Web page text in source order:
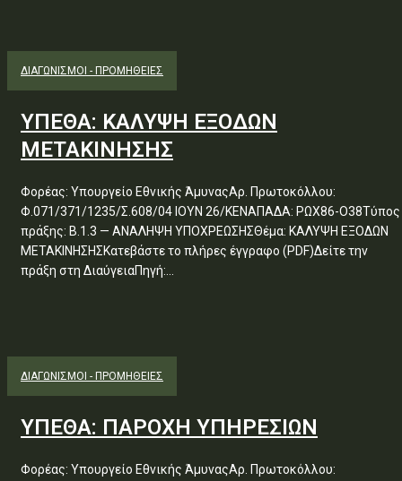
ΔΙΑΓΩΝΙΣΜΟΊ - ΠΡΟΜΉΘΕΙΕΣ
ΥΠΕΘΑ: ΚΑΛΥΨΗ ΕΞΟΔΩΝ
ΜΕΤΑΚΙΝΗΣΗΣ
Φορέας: Υπουργείο Εθνικής ΆμυναςΑρ. Πρωτοκόλλου:
Φ.071/371/1235/Σ.608/04 ΙΟΥΝ 26/ΚΕΝΑΠΑΔΑ: ΡΩΧ86-Ο38Τύπος
πράξης: Β.1.3 — ΑΝΑΛΗΨΗ ΥΠΟΧΡΕΩΣΗΣΘέμα: ΚΑΛΥΨΗ ΕΞΟΔΩΝ
ΜΕΤΑΚΙΝΗΣΗΣΚατεβάστε το πλήρες έγγραφο (PDF)Δείτε την
πράξη στη ΔιαύγειαΠηγή:...
ΔΙΑΓΩΝΙΣΜΟΊ - ΠΡΟΜΉΘΕΙΕΣ
ΥΠΕΘΑ: ΠΑΡΟΧΗ ΥΠΗΡΕΣΙΩΝ
Φορέας: Υπουργείο Εθνικής ΆμυναςΑρ. Πρωτοκόλλου: